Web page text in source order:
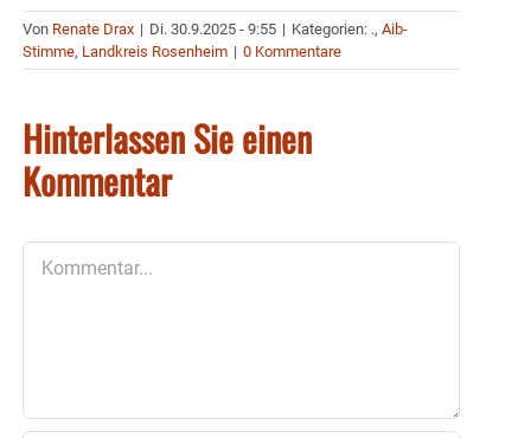
Von Renate Drax | Di. 30.9.2025 - 9:55 | Kategorien: ., Aib-
Stimme, Landkreis Rosenheim | 0 Kommentare
Hinterlassen Sie einen
Kommentar